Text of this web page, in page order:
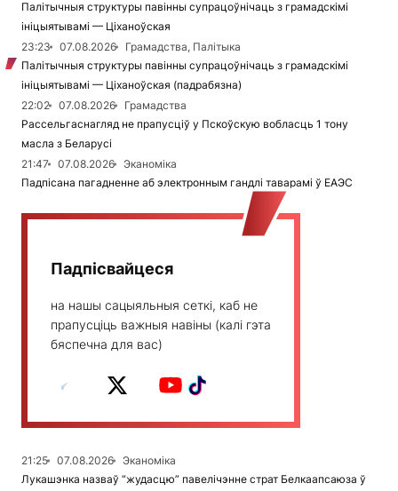
Палітычныя структуры павінны супрацоўнічаць з грамадскімі
ініцыятывамі — Ціханоўская
23:23
07.08.2026
Грамадства, Палітыка
Палітычныя структуры павінны супрацоўнічаць з грамадскімі
ініцыятывамі — Ціханоўская (падрабязна)
22:02
07.08.2026
Грамадства
Рассельгаснагляд не прапусціў у Пскоўскую вобласць 1 тону
масла з Беларусі
21:47
07.08.2026
Эканоміка
Падпісана пагадненне аб электронным гандлі таварамі ў ЕАЭС
Падпісвайцеся
на нашы сацыяльныя сеткі, каб не
прапусціць важныя навіны (калі гэта
бяспечна для вас)
21:25 07.08.2026
Эканоміка
Лукашэнка назваў “жудасцю” павелічэнне страт Белкаапсаюза ў